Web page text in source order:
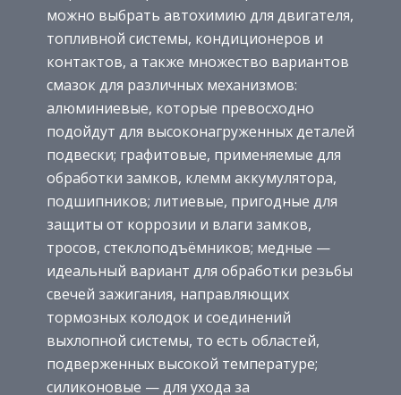
можно выбрать автохимию для двигателя,
топливной системы, кондиционеров и
контактов, а также множество вариантов
смазок для различных механизмов:
алюминиевые, которые превосходно
подойдут для высоконагруженных деталей
подвески; графитовые, применяемые для
обработки замков, клемм аккумулятора,
подшипников; литиевые, пригодные для
защиты от коррозии и влаги замков,
тросов, стеклоподъёмников; медные —
идеальный вариант для обработки резьбы
свечей зажигания, направляющих
тормозных колодок и соединений
выхлопной системы, то есть областей,
подверженных высокой температуре;
силиконовые — для ухода за